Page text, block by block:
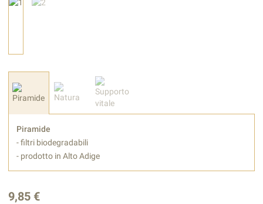
Piramide
- filtri biodegradabili
- prodotto in Alto Adige
9,85 €